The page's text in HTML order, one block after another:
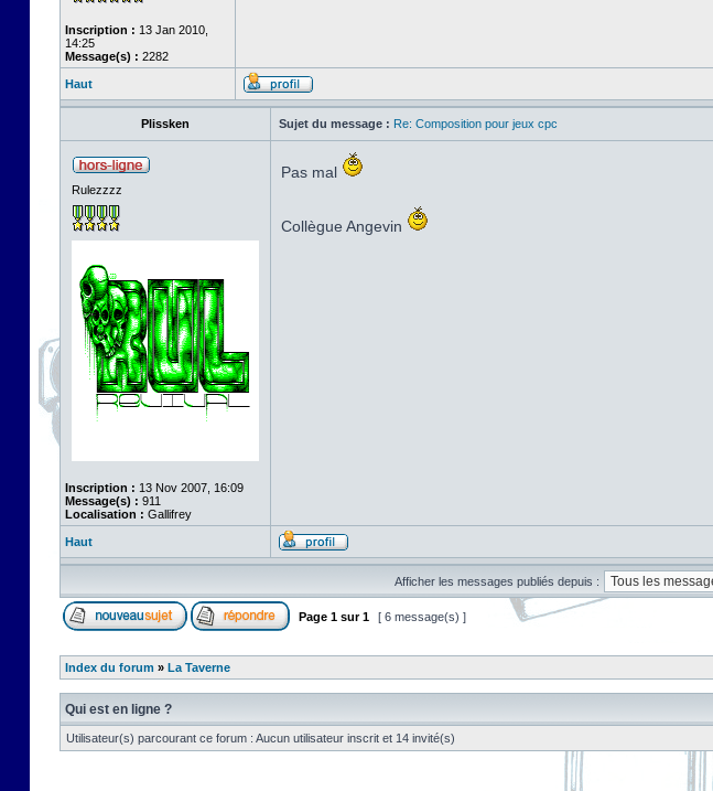
Inscription : 13 Jan 2010,
14:25
Message(s) : 2282
Haut
Plissken Sujet du message : Re: Composition pour jeux cpc
Rulezzzz
Inscription : 13 Nov 2007, 16:09
Message(s) : 911
Localisation : Gallifrey
Pas mal
Collègue Angevin
Haut
Afficher les messages publiés depuis :
Page 1 sur1 [ 6 message(s) ]
Index du forum » La Taverne
Qui est en ligne ?
Utilisateur(s) parcourant ce forum : Aucun utilisateur inscrit et 14 invité(s)